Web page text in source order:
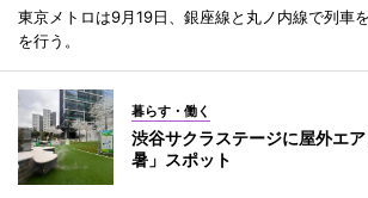
東京メトロは9月19日、銀座線と丸ノ内線で列車
を行う。
暮らす・働く
渋谷サクラステージに屋外エ
暑」スポット